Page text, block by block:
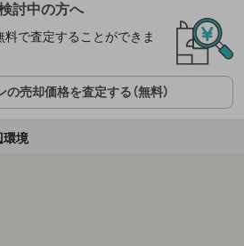
討中の方へ
で査定することができま
売却価格を査定する（無料）
環境